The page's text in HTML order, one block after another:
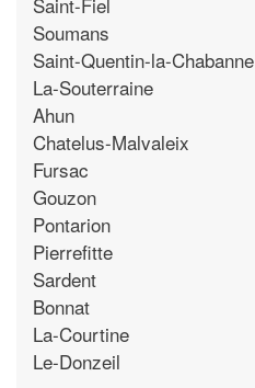
Soumans
Saint-Quentin-la-Chabanne
La-Souterraine
Ahun
Chatelus-Malvaleix
Fursac
Gouzon
Pontarion
Pierrefitte
Sardent
Bonnat
La-Courtine
Le-Donzeil